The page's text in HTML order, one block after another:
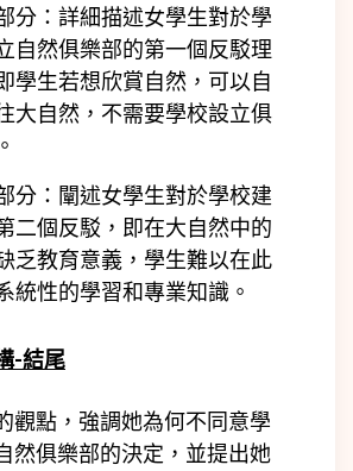
分：詳細描述女學生對於學
自然俱樂部的第一個反駁理
學生若想欣賞自然，可以自
大自然，不需要學校設立俱
分：闡述女學生對於學校建
二個反駁，即在大自然中的
乏教育意義，學生難以在此
統性的學習和專業知識。
-結尾
觀點，強調她為何不同意學
然俱樂部的決定，並提出她